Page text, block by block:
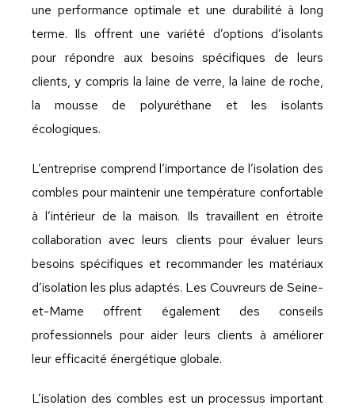
une performance optimale et une durabilité à long
terme. Ils offrent une variété d’options d’isolants
pour répondre aux besoins spécifiques de leurs
clients, y compris la laine de verre, la laine de roche,
la mousse de polyuréthane et les isolants
écologiques.
L’entreprise comprend l’importance de l’isolation des
combles pour maintenir une température confortable
à l’intérieur de la maison. Ils travaillent en étroite
collaboration avec leurs clients pour évaluer leurs
besoins spécifiques et recommander les matériaux
d’isolation les plus adaptés. Les Couvreurs de Seine-
et-Marne offrent également des conseils
professionnels pour aider leurs clients à améliorer
leur efficacité énergétique globale.
L’isolation des combles est un processus important